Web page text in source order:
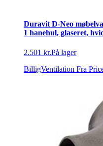
Duravit D-Neo
1 hanehul, glaseret,
2.501 kr.På lager
BilligVentilation Fra